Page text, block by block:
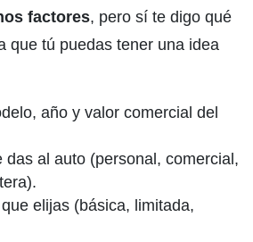
factores, pero sí te digo qué
que tú puedas tener una idea
año y valor comercial del
das al auto (personal, comercial,
elijas (básica, limitada,